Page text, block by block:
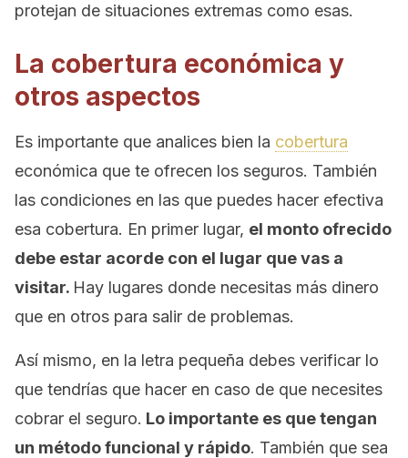
protejan de situaciones extremas como esas.
La cobertura económica y
otros aspectos
Es importante que analices bien la cobertura
económica que te ofrecen los seguros. También
las condiciones en las que puedes hacer efectiva
esa cobertura. En primer lugar, el monto ofrecido
debe estar acorde con el lugar que vas a
visitar. Hay lugares donde necesitas más dinero
que en otros para salir de problemas.
Así mismo, en la letra pequeña debes verificar lo
que tendrías que hacer en caso de que necesites
cobrar el seguro. Lo importante es que tengan
un método funcional y rápido. También que sea